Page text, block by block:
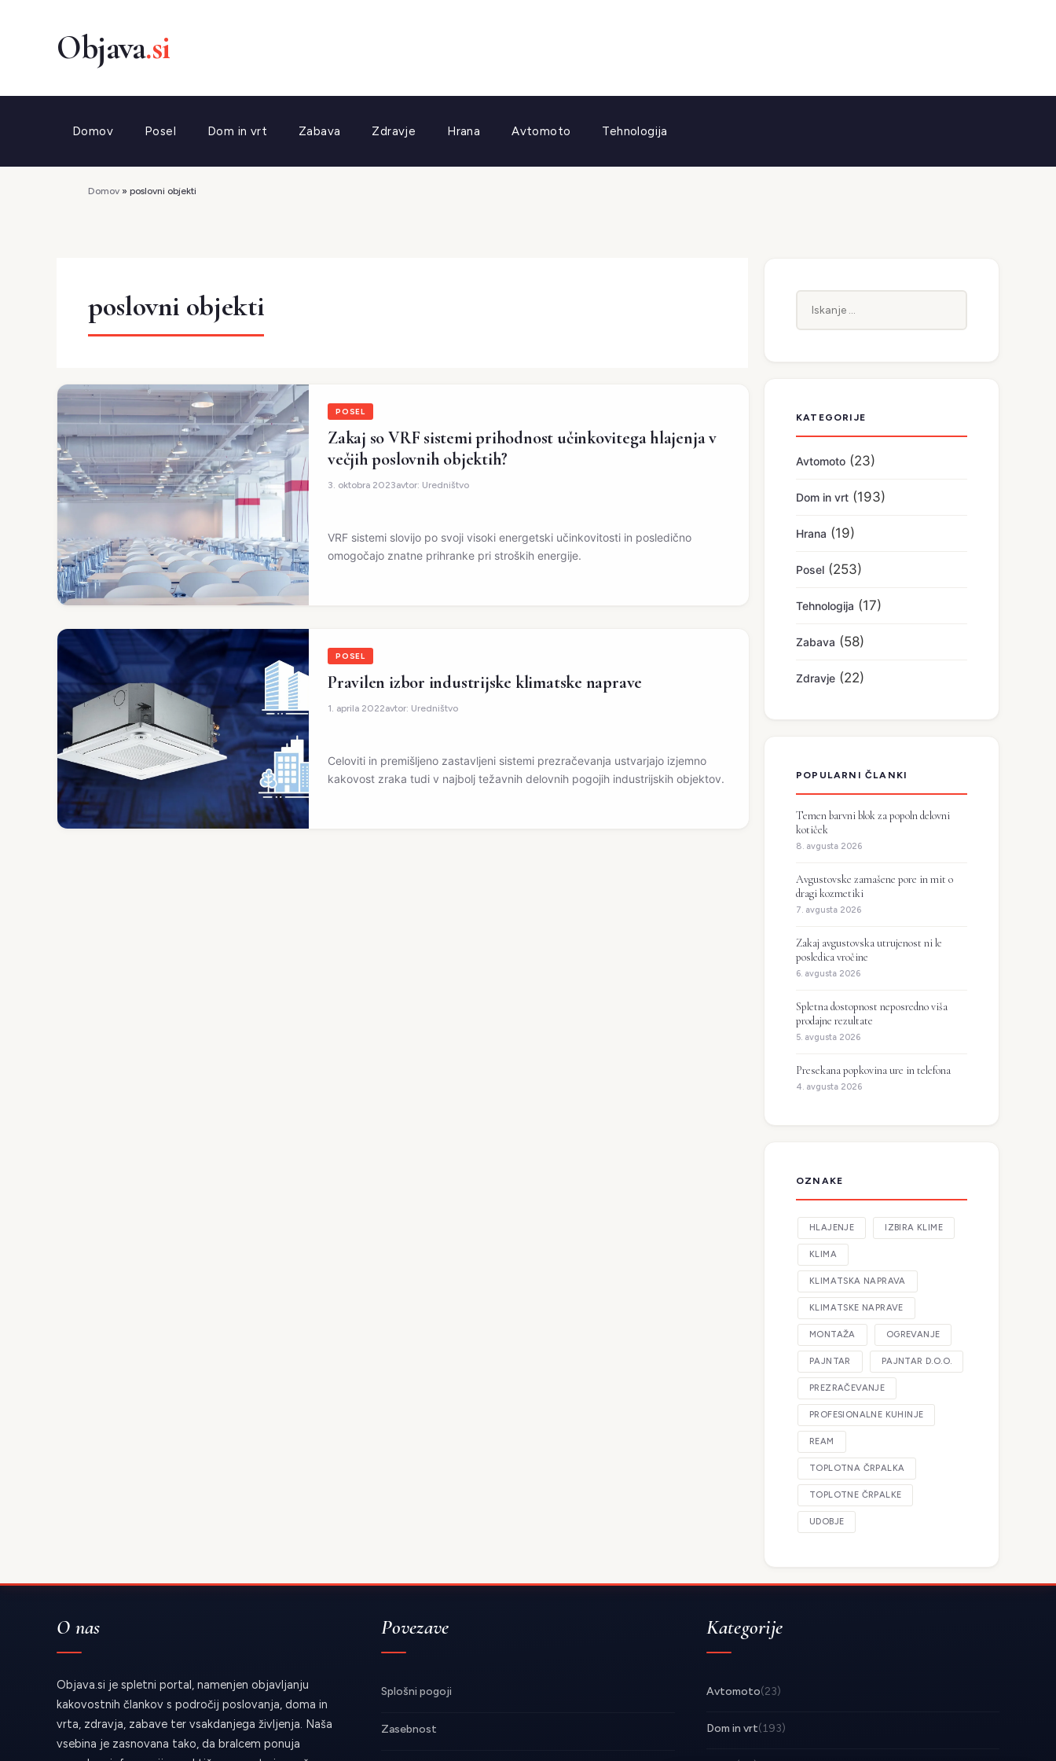
Domov Posel Dom in vrt Zabava Zdravje Hrana Avtomoto Tehnologija
Domov » poslovni objekti
poslovni objekti
POSEL
Zakaj so VRF sistemi prihodnost učinkovitega hlajenja v
večjih poslovnih objektih?
3. oktobra 2023avtor: Uredništvo
VRF sistemi slovijo po svoji visoki energetski učinkovitosti in posledično
omogočajo znatne prihranke pri stroških energije.
POSEL
Pravilen izbor industrijske klimatske naprave
1. aprila 2022avtor: Uredništvo
Celoviti in premišljeno zastavljeni sistemi prezračevanja ustvarjajo izjemno
kakovost zraka tudi v najbolj težavnih delovnih pogojih industrijskih objektov.
KATEGORIJE
Avtomoto (23)
Dom in vrt (193)
Hrana (19)
Posel (253)
Tehnologija (17)
Zabava (58)
Zdravje (22)
POPULARNI ČLANKI
Temen barvni blok za popoln delovni
kotiček
8. avgusta 2026
Avgustovske zamašene pore in mit o
dragi kozmetiki
7. avgusta 2026
Zakaj avgustovska utrujenost ni le
posledica vročine
6. avgusta 2026
Spletna dostopnost neposredno viša
prodajne rezultate
5. avgusta 2026
Presekana popkovina ure in telefona
4. avgusta 2026
OZNAKE
HLAJENJE IZBIRA KLIME
KLIMA
KLIMATSKA NAPRAVA
KLIMATSKE NAPRAVE
MONTAŽA OGREVANJE
PAJNTAR PAJNTAR D.O.O.
PREZRAČEVANJE
PROFESIONALNE KUHINJE
REAM
TOPLOTNA ČRPALKA
TOPLOTNE ČRPALKE
UDOBJE
O nas
Objava.si je spletni portal, namenjen objavljanju
kakovostnih člankov s področij poslovanja, doma in
vrta, zdravja, zabave ter vsakdanjega življenja. Naša
vsebina je zasnovana tako, da bralcem ponuja
Povezave
Splošni pogoji
Zasebnost
Kategorije
Avtomoto(23)
Dom in vrt(193)